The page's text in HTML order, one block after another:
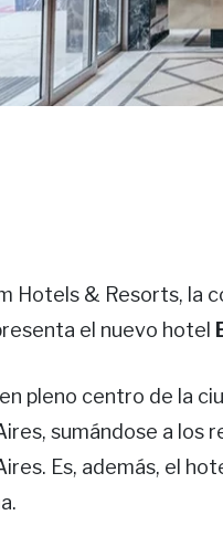
Hotels & Resorts, la
el nuevo hotel
pleno centro de la
sumándose a los
Es, además, el